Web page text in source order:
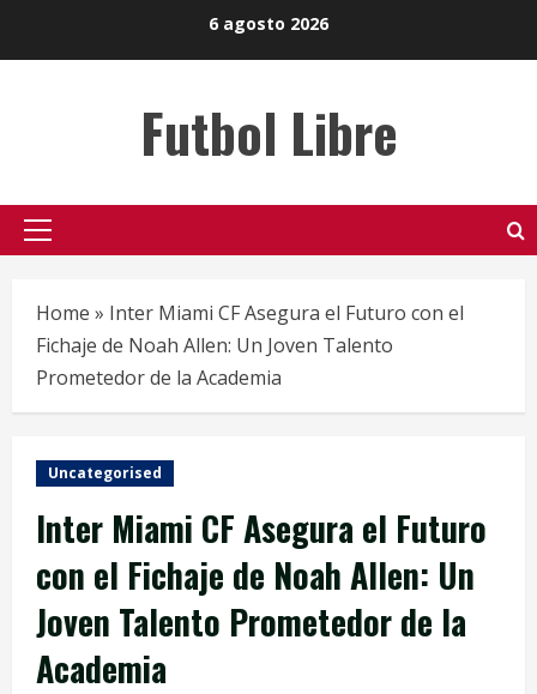
6 agosto 2026
Futbol Libre
Primary
Home » Inter Miami CF Asegura el Futuro con el
Fichaje de Noah Allen: Un Joven Talento
Prometedor de la Academia
Uncategorised
Inter Miami CF Asegura el Futuro
con el Fichaje de Noah Allen: Un
Joven Talento Prometedor de la
Academia